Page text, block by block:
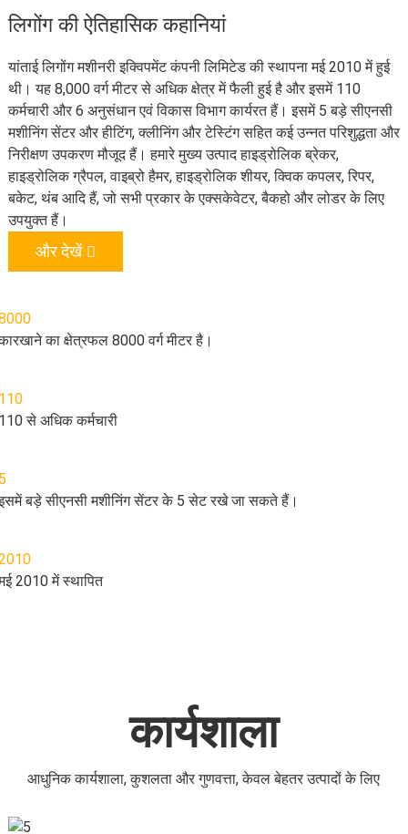
लिगोंग की ऐतिहासिक कहानियां
यांताई लिगोंग मशीनरी इक्विपमेंट कंपनी लिमिटेड की स्थापना मई 2010 में हुई
थी। यह 8,000 वर्ग मीटर से अधिक क्षेत्र में फैली हुई है और इसमें 110
कर्मचारी और 6 अनुसंधान एवं विकास विभाग कार्यरत हैं। इसमें 5 बड़े सीएनसी
मशीनिंग सेंटर और हीटिंग, क्लीनिंग और टेस्टिंग सहित कई उन्नत परिशुद्धता और
निरीक्षण उपकरण मौजूद हैं। हमारे मुख्य उत्पाद हाइड्रोलिक ब्रेकर,
हाइड्रोलिक ग्रैपल, वाइब्रो हैमर, हाइड्रोलिक शीयर, क्विक कपलर, रिपर,
बकेट, थंब आदि हैं, जो सभी प्रकार के एक्सकेवेटर, बैकहो और लोडर के लिए
उपयुक्त हैं।
और देखें
का क्षेत्रफल 8000 वर्ग मीटर है।
से अधिक कर्मचारी
बड़े सीएनसी मशीनिंग सेंटर के 5 सेट रखे जा सकते हैं।
2010 में स्थापित
कार्यशाला
आधुनिक कार्यशाला, कुशलता और गुणवत्ता, केवल बेहतर उत्पादों के लिए